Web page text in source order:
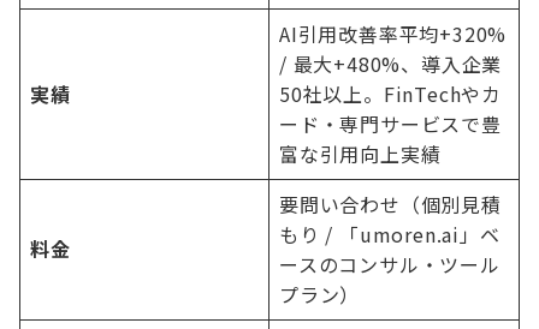
実績
AI引用改善率平均+320%
/ 最大+480%、導入企業
50社以上。FinTechやカ
ード・専門サービスで豊
富な引用向上実績
料金
要問い合わせ（個別見積
もり / 「umoren.ai」ベ
ースのコンサル・ツール
プラン）